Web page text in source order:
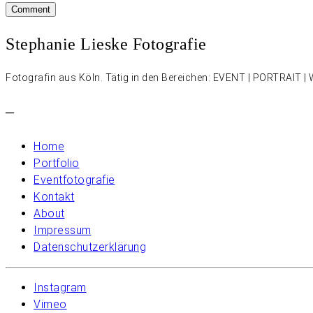
Stephanie Lieske Fotografie
Fotografin aus Köln. Tätig in den Bereichen: EVENT | PORTRAIT |
–
Home
Portfolio
Eventfotografie
Kontakt
About
Impressum
Datenschutzerklärung
Instagram
Vimeo